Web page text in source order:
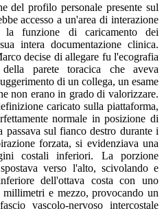
del profilo personale presente sul
accesso a un'area di interazione
funzione di caricamento dei
intera documentazione clinica.
decise di allegare fu l'ecografia
della parete toracica che aveva
di un collega, un esame
non erano in grado di valorizzare.
caricato sulla piattaforma,
normale in posizione di
passava sul fianco destro durante i
forzata, si evidenziava una
costali inferiori. La porzione
verso l'alto, scivolando e
dell'ottava costa con uno
e mezzo, provocando un
vascolo-nervoso intercostale